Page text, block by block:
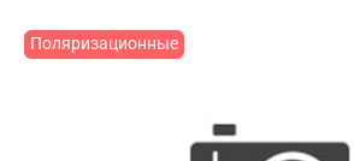
Поляризационные